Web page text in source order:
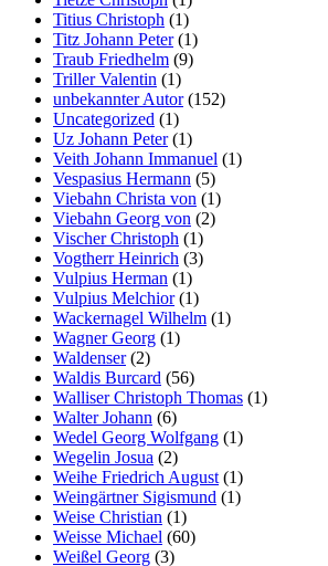
Titius Christoph (1)
Titz Johann Peter(1)
Traub Friedhelm (9)
Triller Valentin (1)
unbekannter Autor(152)
Uncategorized (1)
Uz Johann Peter(1)
Veith Johann Immanuel (1)
Vespasius Hermann (5)
Viebahn Christa von (1)
Viebahn Georg von (2)
Vischer Christoph (1)
Vogtherr Heinrich (3)
Vulpius Herman (1)
Vulpius Melchior(1)
Wackernagel Wilhelm (1)
Wagner Georg (1)
Waldenser(2)
Waldis Burcard (56)
Walliser Christoph Thomas (1)
Walter Johann (6)
Wedel Georg Wolfgang (1)
Wegelin Josua (2)
Weihe Friedrich August (1)
Weingärtner Sigismund (1)
Weise Christian (1)
Weisse Michael (60)
Weißel Georg (3)